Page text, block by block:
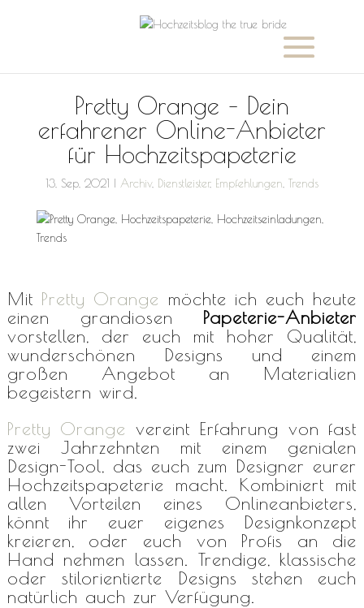
Pretty Orange – Dein
erfahrener Online-Anbieter
für Hochzeitspapeterie
13, Sep, 2021 Archiv, Dienstleister, Empfehlungen Trends
Mit Pretty Orange möchte ich euch heute
einen grandiosen Papeterie-Anbieter
vorstellen, der euch mit hoher Qualität,
wunderschönen Designs und einem
großen Angebot an Materialien
begeistern wird.
Pretty Orange vereint Erfahrung von fast
zwei Jahrzehnten mit einem genialen
Design-Tool, das euch zum Designer eurer
Hochzeitspapeterie macht. Kombiniert mit
allen Vorteilen eines Onlineanbieters,
könnt ihr euer eigenes Designkonzept
kreieren, oder euch von Profis an die
Hand nehmen lassen. Trendige, klassische
oder stilorientierte Designs stehen euch
natürlich auch zur Verfügung.